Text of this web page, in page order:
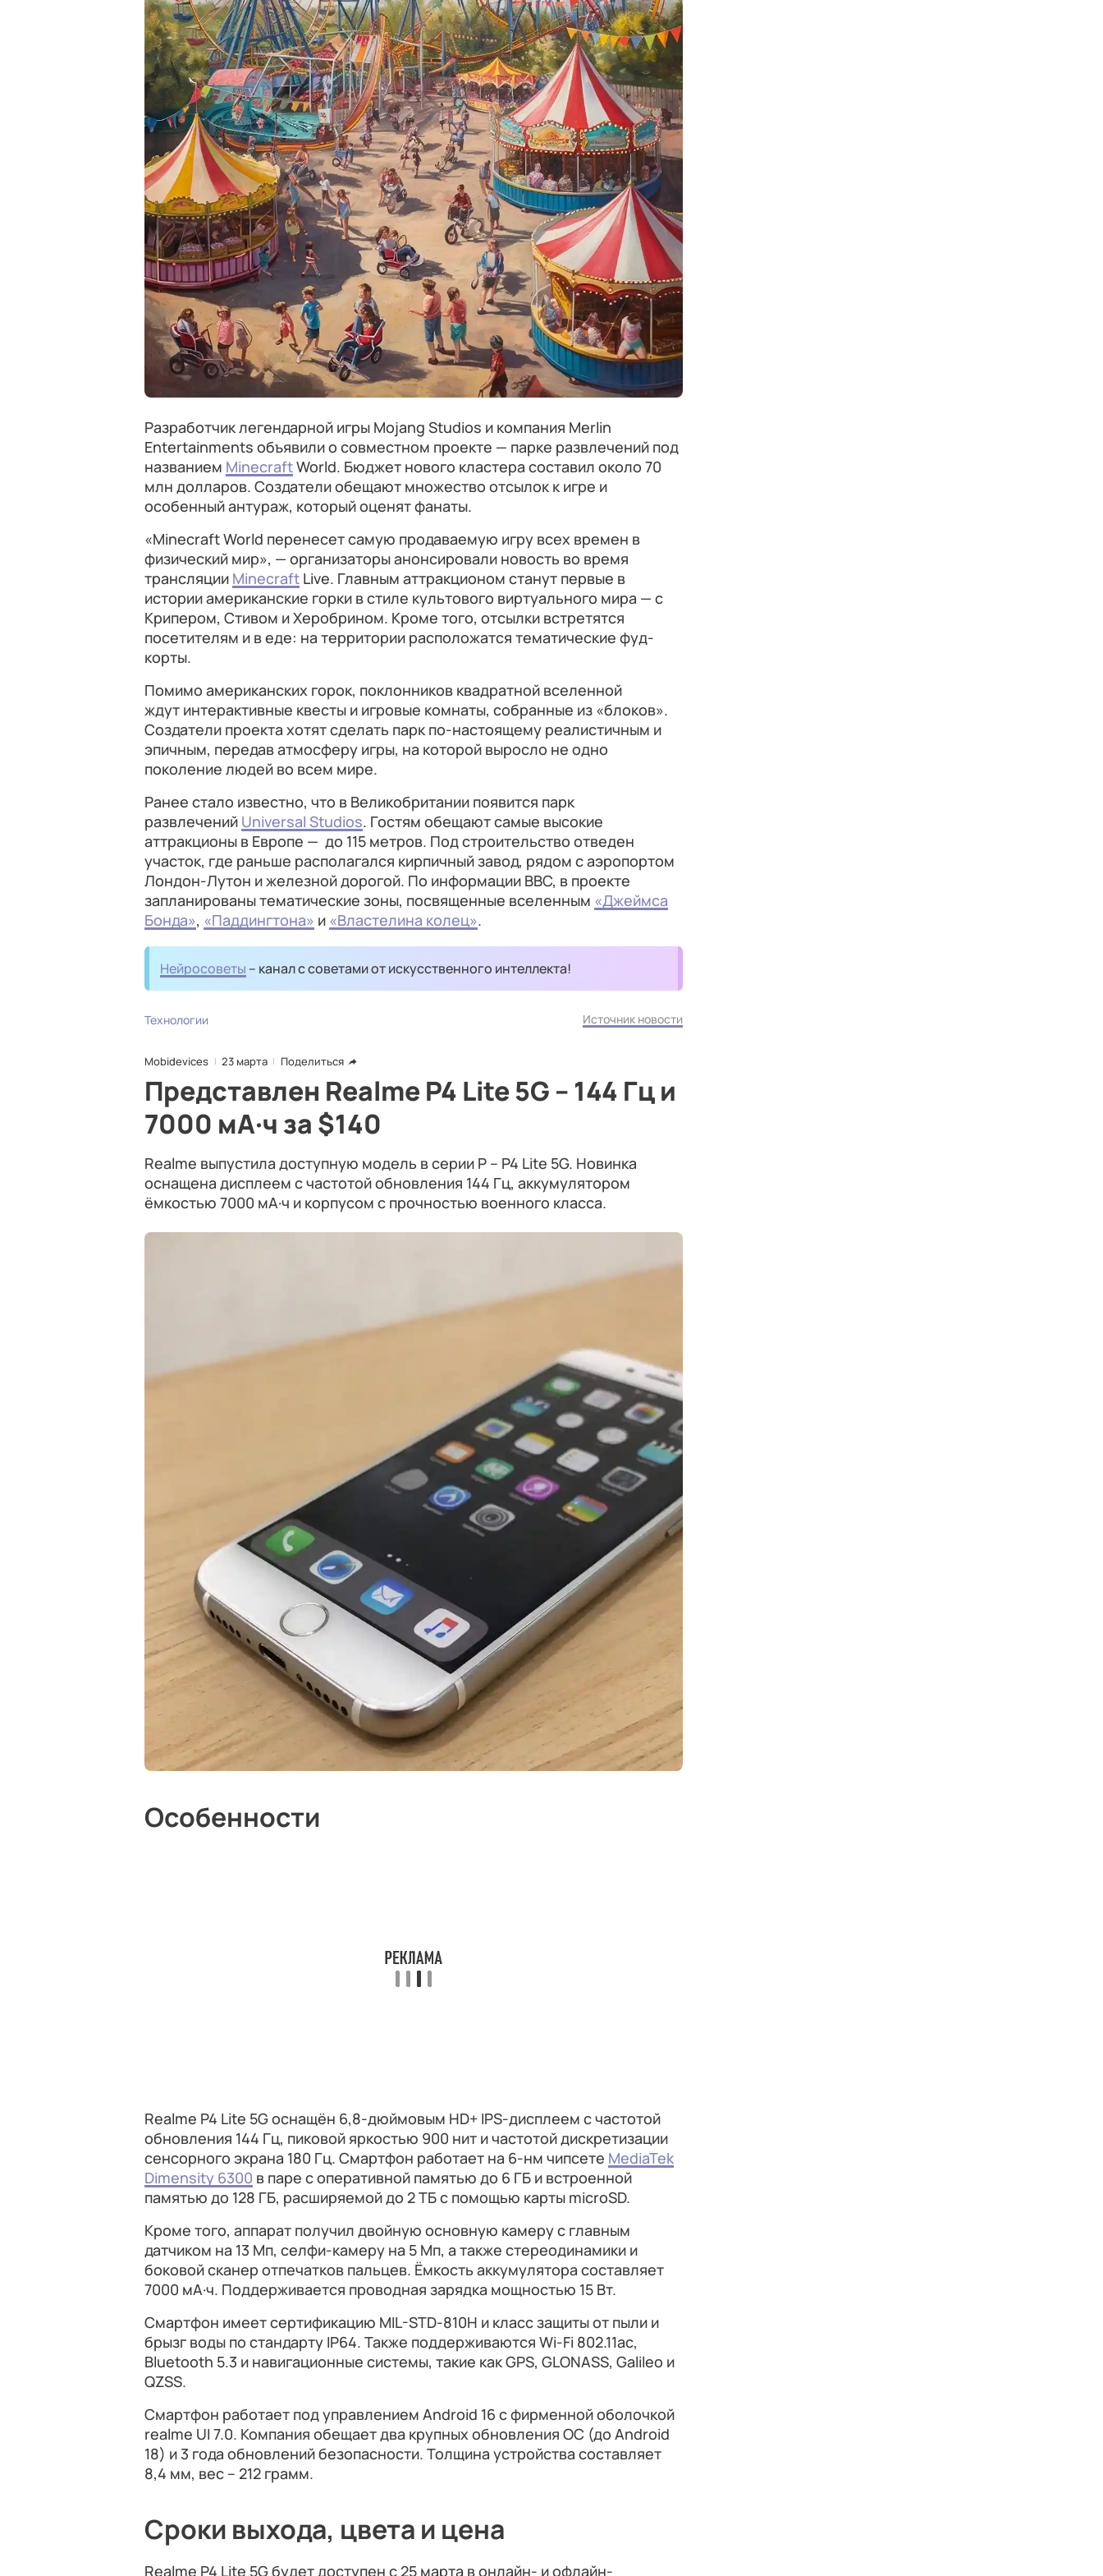
Разработчик легендарной игры Mojang Studios и компания Merlin
Entertainments объявили о совместном проекте — парке развлечений под
названием MinecraftWorld. Бюджет нового кластера составил около 70
млн долларов. Создатели обещают множество отсылок к игре и
особенный антураж, который оценят фанаты.
«Minecraft World перенесет самую продаваемую игру всех времен в
физический мир», — организаторы анонсировали новость во время
трансляции Minecraft Live. Главным аттракционом станут первые в
истории американские горки в стиле культового виртуального мира — с
Крипером, Стивом и Херобрином. Кроме того, отсылки встретятся
посетителям и в еде: на территории расположатся тематические фуд-
корты.
Помимо американских горок, поклонников квадратной вселенной
ждут интерактивные квесты и игровые комнаты, собранные из «блоков».
Создатели проекта хотят сделать парк по-настоящему реалистичным и
эпичным, передав атмосферу игры, на которой выросло не одно
поколение людей во всем мире.
Ранее стало известно, что в Великобритании появится парк
развлечений Universal Studios. Гостям обещают самые высокие
аттракционы в Европе — до 115 метров. Под строительство отведен
участок, где раньше располагался кирпичный завод, рядом с аэропортом
Лондон-Лутон и железной дорогой. По информации BBC, в проекте
запланированы тематические зоны, посвященные вселенным «Джеймса
Бонда», «Паддингтона» и «Властелина колец».
Нейросоветы – канал с советами от искусственного интеллекта!
Технологии Источник новости
Mobidevices 23 марта Поделиться
Представлен Realme P4 Lite 5G – 144 Гц и
7000 мА·ч за $140
Realme выпустила доступную модель в серии P – P4 Lite 5G. Новинка
оснащена дисплеем с частотой обновления 144 Гц, аккумулятором
ёмкостью 7000 мА·ч и корпусом с прочностью военного класса.
Особенности
Realme P4 Lite 5G оснащён 6,8-дюймовым HD+ IPS-дисплеем с частотой
обновления 144 Гц, пиковой яркостью 900 нит и частотой дискретизации
сенсорного экрана 180 Гц. Смартфон работает на 6-нм чипсете MediaTek
Dimensity 6300 в паре с оперативной памятью до 6 ГБ и встроенной
памятью до 128 ГБ, расширяемой до 2 ТБ с помощью карты microSD.
Кроме того, аппарат получил двойную основную камеру с главным
датчиком на 13 Мп, селфи-камеру на 5 Мп, а также стереодинамики и
боковой сканер отпечатков пальцев. Ёмкость аккумулятора составляет
7000 мА·ч. Поддерживается проводная зарядка мощностью 15 Вт.
Смартфон имеет сертификацию MIL-STD-810H и класс защиты от пыли и
брызг воды по стандарту IP64. Также поддерживаются Wi-Fi 802.11ac,
Bluetooth 5.3 и навигационные системы, такие как GPS, GLONASS, Galileo и
QZSS.
Смартфон работает под управлением Android 16 с фирменной оболочкой
realme UI 7.0. Компания обещает два крупных обновления ОС (до Android
18) и 3 года обновлений безопасности. Толщина устройства составляет
8,4 мм, вес – 212 грамм.
Сроки выхода, цвета и цена
Realme P4 Lite 5G будет доступен с 25 марта в онлайн- и офлайн-